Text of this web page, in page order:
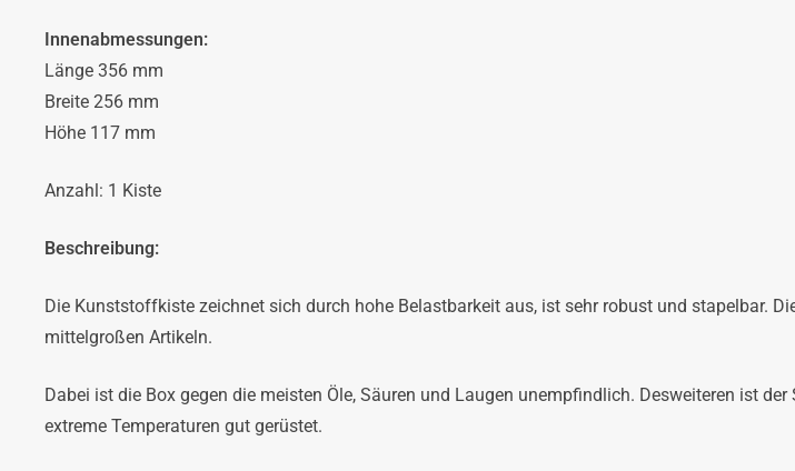
Innenabmessungen:
Länge 356 mm
Breite 256 mm
Höhe 117 mm
Anzahl: 1 Kiste
Beschreibung:
Die Kunststoffkiste zeichnet sich durch hohe Belastbarkeit aus, ist sehr robust und stapelbar.
mittelgroßen Artikeln.
Dabei ist die Box gegen die meisten Öle, Säuren und Laugen unempfindlich. Desweiteren ist
extreme Temperaturen gut gerüstet.